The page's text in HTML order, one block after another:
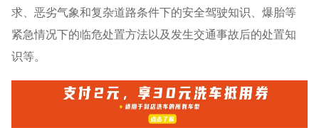
求、恶劣气象和复杂道路条件下的安全驾驶知识、爆胎等
紧急情况下的临危处置方法以及发生交通事故后的处置知
识等。